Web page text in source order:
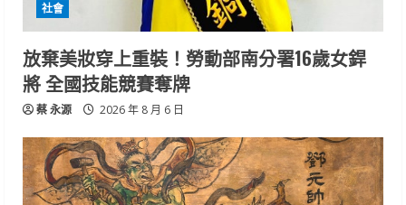
社會
放棄美妝穿上重裝！勞動部南分署16歲女銲
將 全國技能競賽奪牌
蔡 永源 2026 年 8 月 6 日